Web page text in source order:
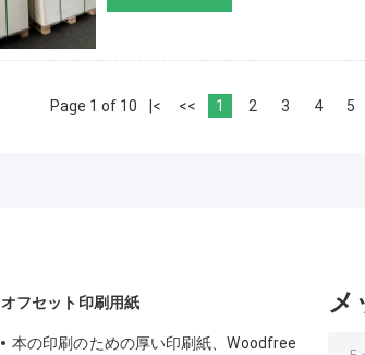
Page 1 of 10 |< << 1 2 3 4 5
オフセット印刷用紙
本の印刷のための厚い印刷紙、Woodfree
メ